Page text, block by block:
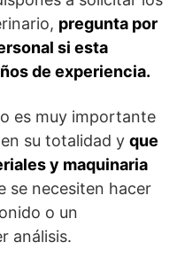
pregunta por
si esta
de experiencia.
es muy importante
su totalidad y que
y maquinaria
se necesiten hacer
o un
análisis.